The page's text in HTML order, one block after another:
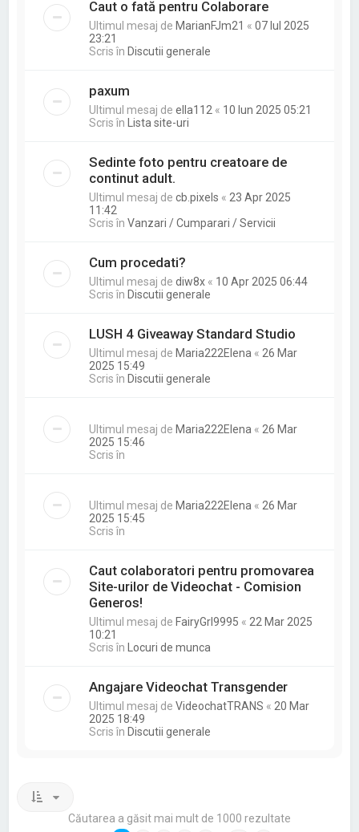
Caut o fată pentru Colaborare
Ultimul mesaj deMarianFJm21 «07 Iul 2025
23:21
Scris înDiscutii generale
paxum
Ultimul mesaj deella112 « 10 Iun 2025 05:21
Scris înLista site-uri
Sedinte foto pentru creatoare de
continut adult.
Ultimul mesaj decb.pixels « 23 Apr 2025
11:42
Scris înVanzari / Cumparari / Servicii
Cum procedati?
Ultimul mesaj dediw8x « 10 Apr 2025 06:44
Scris înDiscutii generale
LUSH 4 Giveaway Standard Studio
Ultimul mesaj deMaria222Elena « 26 Mar
2025 15:49
Scris înDiscutii generale
Ultimul mesaj deMaria222Elena « 26 Mar
2025 15:46
Scris în
Ultimul mesaj deMaria222Elena « 26 Mar
2025 15:45
Scris în
Caut colaboratori pentru promovarea
Site-urilor de Videochat - Comision
Generos!
Ultimul mesaj deFairyGrl9995 « 22 Mar 2025
10:21
Scris înLocuri de munca
Angajare Videochat Transgender
Ultimul mesaj deVideochatTRANS « 20 Mar
2025 18:49
Scris înDiscutii generale
Căutarea a găsit mai mult de 1000 rezultate